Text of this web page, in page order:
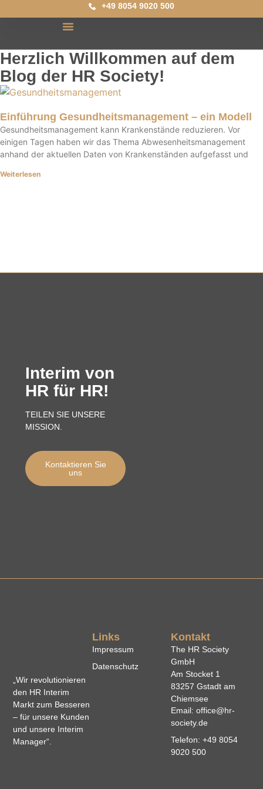
+49 8054 9020 500
Herzlich Willkommen auf dem
Blog der HR Society!
Einführung Gesundheitsmanagement – ein Modell
Gesundheitsmanagement kann Krankenstände reduzieren. Vor
einigen Tagen haben wir das Thema Abwesenheitsmanagement
anhand der aktuellen Daten von Krankenständen aufgefasst und
Weiterlesen
Interim von
HR für HR!
TEILEN SIE UNSERE
MISSION.
Kontaktieren Sie
uns
„Wir revolutionieren
den HR Interim
Markt zum Besseren
– für unsere Kunden
und unsere Interim
Manager“.
Links
Impressum
Datenschutz
Kontakt
The HR Society
GmbH
Am Stocket 1
83257 Gstadt am
Chiemsee
Email: office@hr-
society.de
Telefon: +49 8054
9020 500